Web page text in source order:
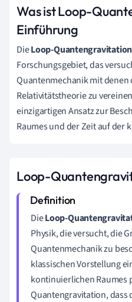
Was ist Loop-
Einführung
DieLoop-Quantengravitation
Forschungsgebiet, das
Quantenmechanik mit denen
Relativitätstheorie zu
einzigartigen Ansatz zur
Raumes und der Zeit auf der
Loop-
DieLoop-
Physik, die versucht, die
Quantenmechanik zu
klassischen Vorstellung
kontinuierlichen Raumes
Quantengravitation, dass